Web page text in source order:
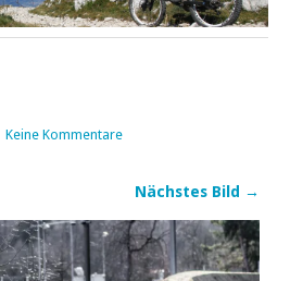
Keine Kommentare
Nächstes Bild →